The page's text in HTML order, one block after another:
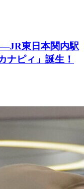
東日本関内駅
ナピィ」誕生！